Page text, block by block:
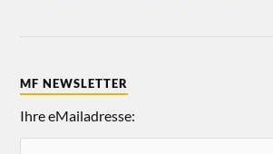
MF NEWSLETTER
Ihre eMailadresse: